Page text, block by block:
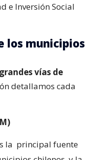
e Inversión Social
los municipios
vías de
detallamos cada
la principal fuente